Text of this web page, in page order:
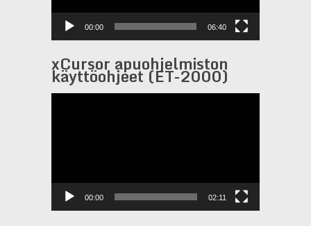
00:00 06:40
xCursor apuohjelmiston
käyttöohjeet (ET-2000)
00:00 02:11